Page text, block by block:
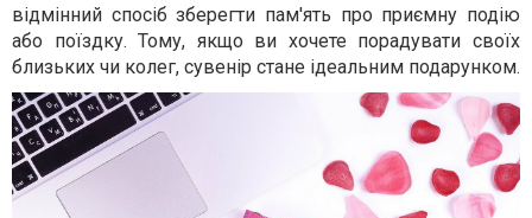
відмінний спосіб зберегти пам'ять про приємну подію
або поїздку. Тому, якщо ви хочете порадувати своїх
близьких чи колег, сувенір стане ідеальним подарунком.